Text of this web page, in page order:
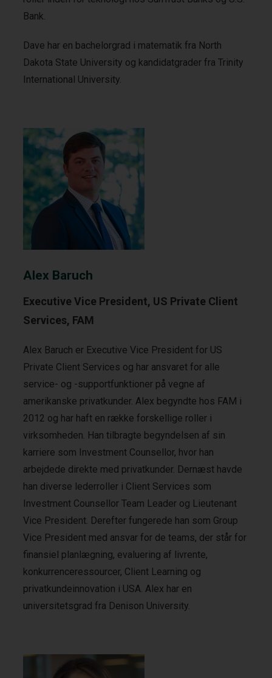
Bank.
Dave har en bachelorgrad i matematik fra North
Dakota State University og kandidatgrader fra Trinity
International University.
Alex Baruch
Executive Vice President, US Private Client
Services, FAM
Alex Baruch er Executive Vice President for US
Private Client Services og har ansvaret for alle
service- og -supportfunktioner på vegne af
amerikanske privatkunder. Alex begyndte hos FAM i
2012 og har haft en række forskellige roller i
virksomheden. Han tilbragte begyndelsen af sin
karriere som Investment Counsellor, hvor han
arbejdede direkte med privatkunder. Dernæst havde
han diverse lederroller i Client Services som
Investment Counsellor Team Leader og Lieutenant
Vice President. Derefter fungerede han som Group
Vice President med ansvar for de teams, der står for
finansiel planlægning, evaluering af livrente,
konkurrenceressourcer, Client Learning og
privatkundeinnovation i USA. Alex har en
universitetsgrad fra Denison University.